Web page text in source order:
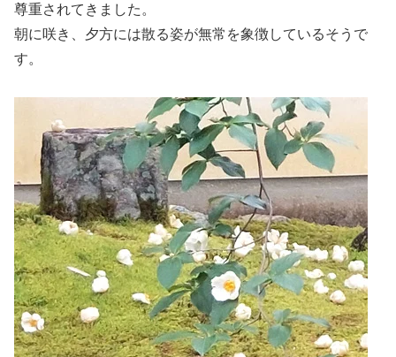
尊重されてきました。
朝に咲き、夕方には散る姿が無常を象徴しているそうで
す。